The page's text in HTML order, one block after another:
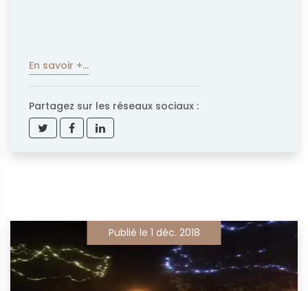
En savoir +...
Partagez sur les réseaux sociaux :
Publié le 1 déc. 2018